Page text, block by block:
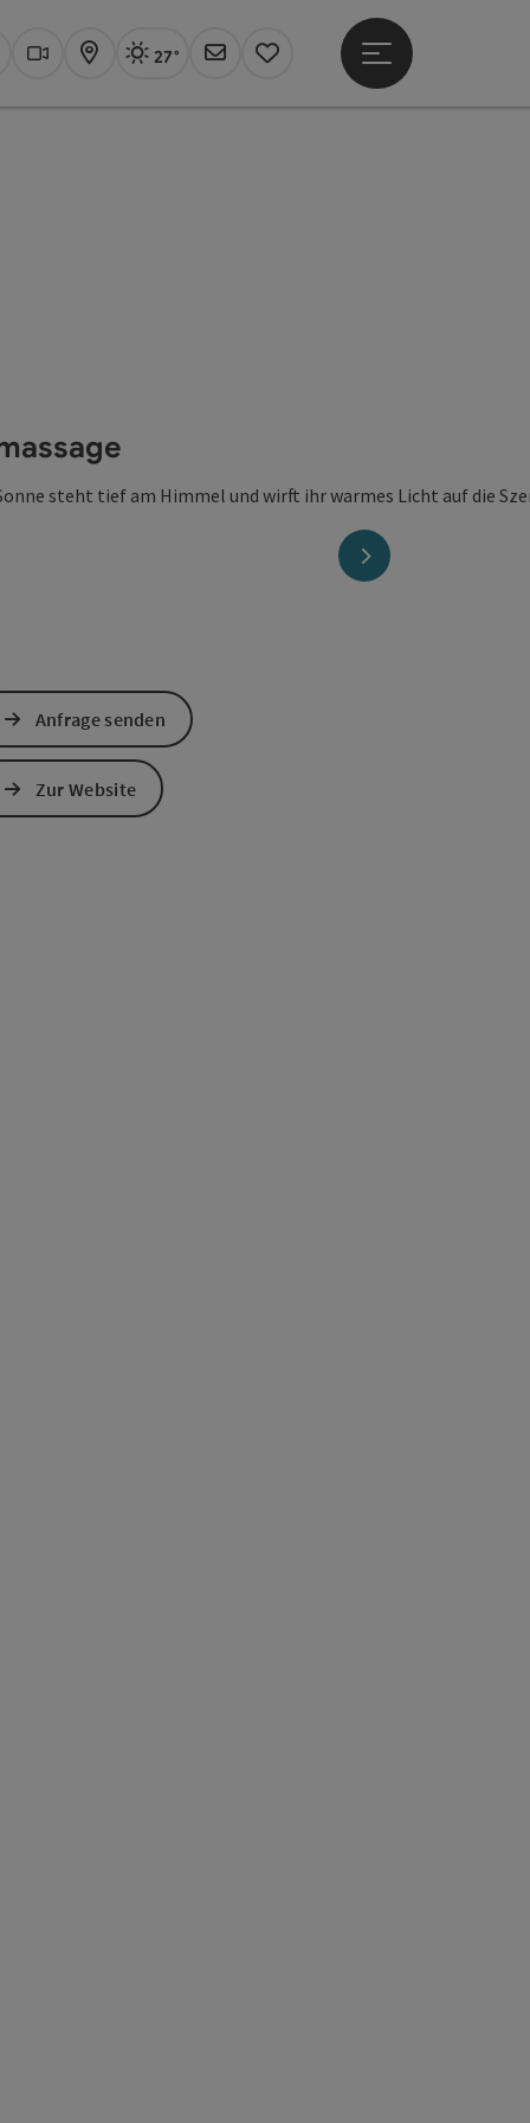
Webcams
KarteAktuelles Wetter Linz, sonnig
27°
Newsletter
Merkzettel
Hauptmenü öffnen
nächstes Element
öffnenöffnen
Anfrage senden
Zur Website